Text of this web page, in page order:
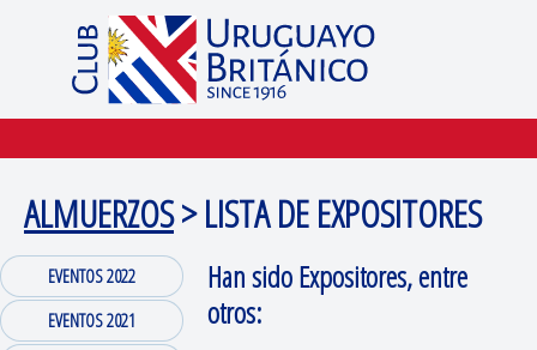
ALMUERZOS> LISTA DE EXPOSITORES
EVENTOS 2022
EVENTOS 2021
Han sido Expositores, entre
otros: